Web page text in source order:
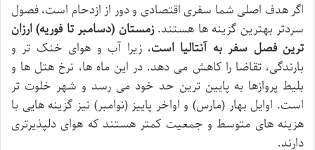
اگر هدف اصلی شما سفری اقتصادی و دور از ازدحام است، فصول
سردتر بهترین گزینه ها هستند.زمستان (دسامبر تا فوریه) ارزان
ترین فصل سفر به آنتالیا است، زیرا آب و هوای خنک تر و
بارندگی، تقاضا را کاهش می دهد. در این ماه ها، نرخ هتل ها و
بلیط پروازها به پایین ترین حد خود می رسد و شهر خلوت تر
است. اوایل بهار (مارس) و اواخر پاییز (نوامبر) نیز گزینه هایی با
هزینه های متوسط و جمعیت کمتر هستند که هوای دلپذیرتری
دارند.